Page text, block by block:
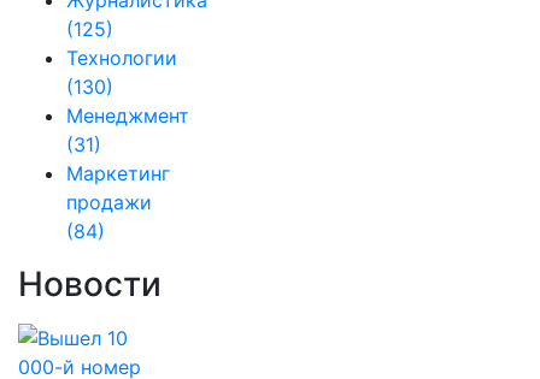
(125)
Технологии
(130)
Менеджмент
(31)
Маркетинг
продажи
(84)
Новости